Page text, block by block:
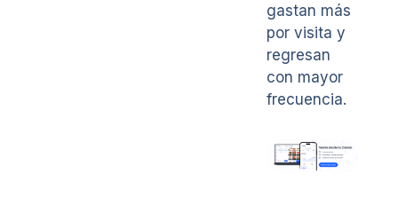
gastan más
por visita y
regresan
con mayor
frecuencia.